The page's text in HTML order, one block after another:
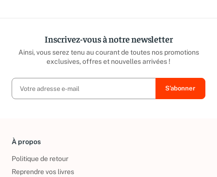
Inscrivez-vous à notre newsletter
Ainsi, vous serez tenu au courant de toutes nos promotions
exclusives, offres et nouvelles arrivées !
À propos
Politique de retour
Reprendre vos livres